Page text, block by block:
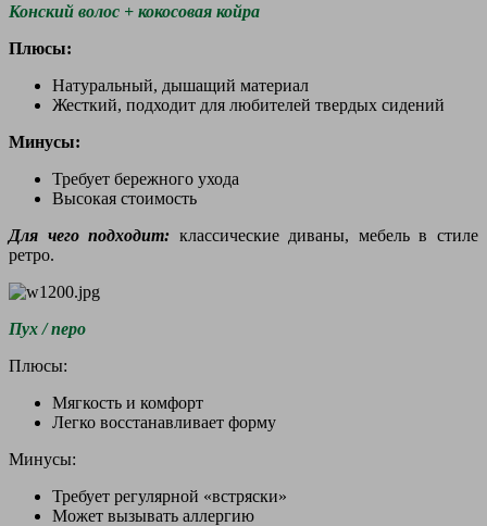
Конский волос + кокосовая койра
Плюсы:
Натуральный, дышащий материал
Жесткий, подходит для любителей твердых сидений
Минусы:
Требует бережного ухода
Высокая стоимость
Для чего подходит: классические диваны, мебель в стиле
ретро.
Пух / перо
Плюсы:
Мягкость и комфорт
Легко восстанавливает форму
Минусы:
Требует регулярной «встряски»
Может вызывать аллергию